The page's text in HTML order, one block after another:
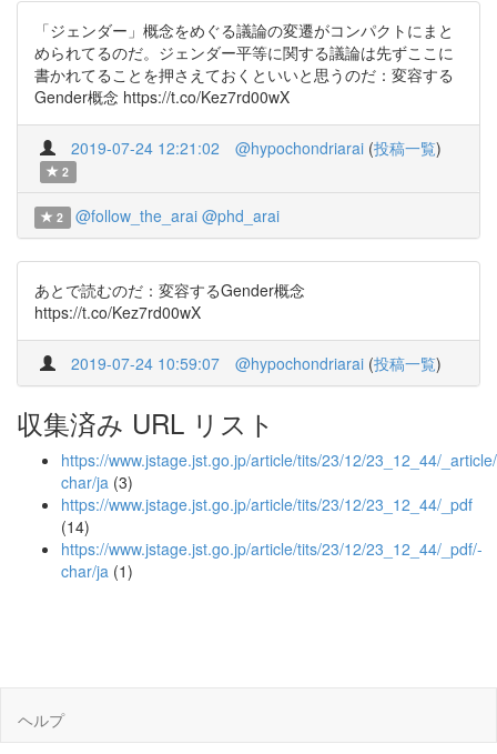
「ジェンダー」概念をめぐる議論の変遷がコンパクトにまと
められてるのだ。ジェンダー平等に関する議論は先ずここに
書かれてることを押さえておくといいと思うのだ：変容する
Gender概念 https://t.co/Kez7rd00wX
2019-07-24 12:21:02 @hypochondriarai (投稿一覧)
2
2 @follow_the_arai @phd_arai
あとで読むのだ：変容するGender概念
https://t.co/Kez7rd00wX
2019-07-24 10:59:07 @hypochondriarai (投稿一覧)
収集済み URL リスト
https://www.jstage.jst.go.jp/article/tits/23/12/23_12_44/
char/ja (3)
https://www.jstage.jst.go.jp/article/tits/23/12/23_12_44/_pdf
(14)
https://www.jstage.jst.go.jp/article/tits/23/12/23_12_44/_pdf/-
char/ja (1)
ヘルプ